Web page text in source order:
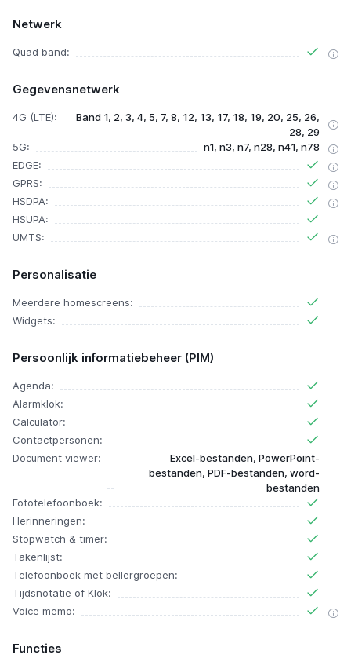
Netwerk
Quad band:
Gegevensnetwerk
4G (LTE):
Band 1, 2, 3, 4, 5, 7, 8, 12, 13, 17, 18, 19, 20, 25, 26,
28, 29
5G:
n1, n3, n7, n28, n41, n78
EDGE:
GPRS:
HSDPA:
HSUPA:
UMTS:
Personalisatie
Meerdere homescreens:
Widgets:
Persoonlijk informatiebeheer (PIM)
Agenda:
Alarmklok:
Calculator:
Contactpersonen:
Document viewer:
Excel-bestanden, PowerPoint-
bestanden, PDF-bestanden, word-
bestanden
Fototelefoonboek:
Herinneringen:
Stopwatch & timer:
Takenlijst:
Telefoonboek met bellergroepen:
Tijdsnotatie of Klok:
Voice memo:
Functies